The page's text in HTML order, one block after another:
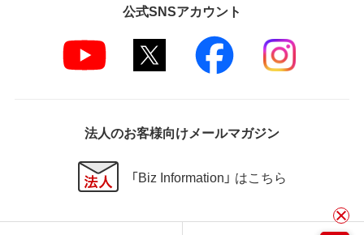
公式SNSアカウント
法人のお客様向けメールマガジン
「Biz Information」 はこちら